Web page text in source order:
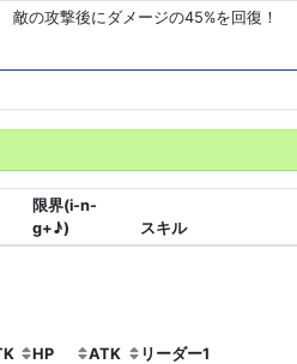
敵の攻撃後にダメージの45%を回復！
限界(i-n-
g+♪)
スキル
HP ATK リーダー1